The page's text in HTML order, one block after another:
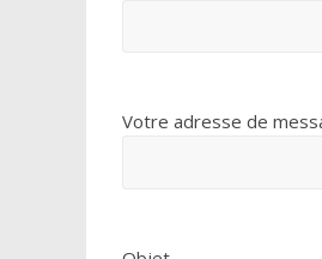
Votre adresse de